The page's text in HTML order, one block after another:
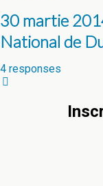
30 martie
National de
4 responses